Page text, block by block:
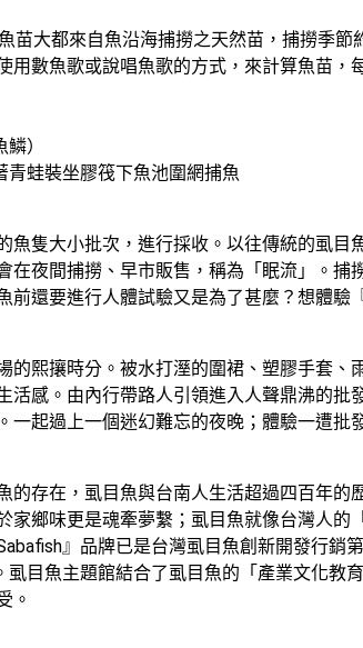
苗大都來自魚沿海捕撈之天然苗，捕撈季
數魚歌或說唱魚歌的方式，來計算魚苗
）
蛙裝坐膠筏下魚池圍網捕魚
魚隻大小批次，進行採收。以往傳統的虱
在夜間捕撈、早市販售，稱為「眠流」。
前還要進行人體試驗又是為了甚麼？想體驗
熙攘時分。被水打溼的圍裙、塑膠手套
活感。由內行帶路人引領進入人聲鼎沸的
起過上一個迷幻難忘的夜晚；體驗一遭批
的存在，虱目魚與台南人生活超過四百年
家鄉味更是魂牽夢繫；虱目魚就像台灣人
』品牌已是台灣虱目魚創新開發行
目魚主題館結合了虱目魚的「產業文化
。